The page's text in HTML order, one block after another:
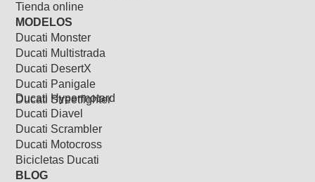
Tienda online
MODELOS
Ducati Monster
Ducati Multistrada
Ducati DesertX
Ducati Panigale
Ducati Streetfighter
Ducati Hypermotard
Ducati Diavel
Ducati Scrambler
Ducati Motocross
Bicicletas Ducati
BLOG